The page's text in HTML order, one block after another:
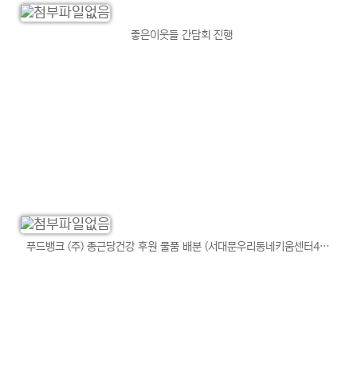
좋은이웃들 간담회 진행
푸드뱅크 (주) 종근당건강 후원 물품 배분 (서대문우리동네키움센터4호점)